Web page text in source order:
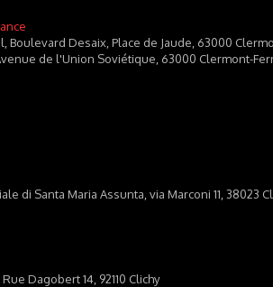
Boulevard Desaix, Place de Jaude, 63000
de l'Union Soviétique, 63000 Clermont-
di Santa Maria Assunta, via Marconi 11, 38023
Dagobert 14, 92110 Clichy